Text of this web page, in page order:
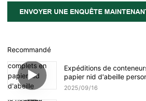
ENVOYER UNE ENQUÊTE
Recommandé
Expéditions de
papier nid d'abeille
2025 09 16